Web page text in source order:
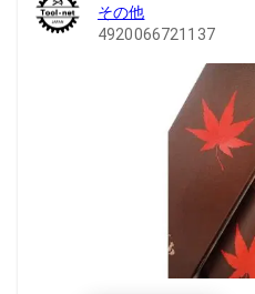
その他
4920066721137